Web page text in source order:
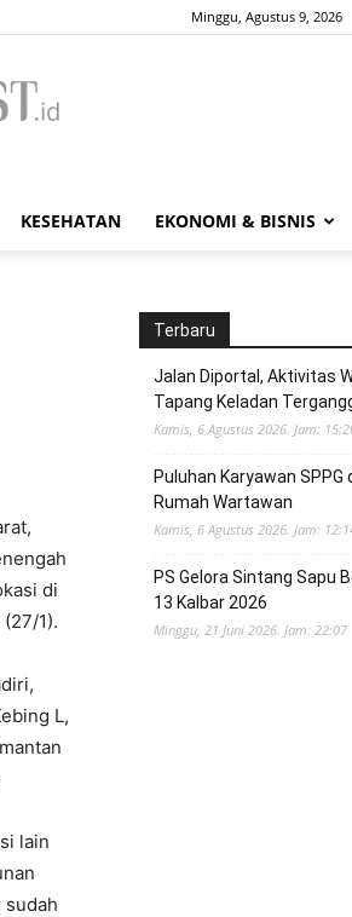
Minggu, Agustus 9, 2026
KESEHATAN EKONOMI & BISNIS
di
1).
L,
lain
sudah
Terbaru
Jalan Diportal, Aktivitas
Tapang Keladan
Kamis, 6 Agustus 2026. Jam:
Puluhan Karyawan
Rumah Wartawan
Kamis, 6 Agustus 2026. Jam:
PS Gelora Sintang Sapu
13 Kalbar 2026
Minggu, 21 Juni 2026. Jam: 22:07